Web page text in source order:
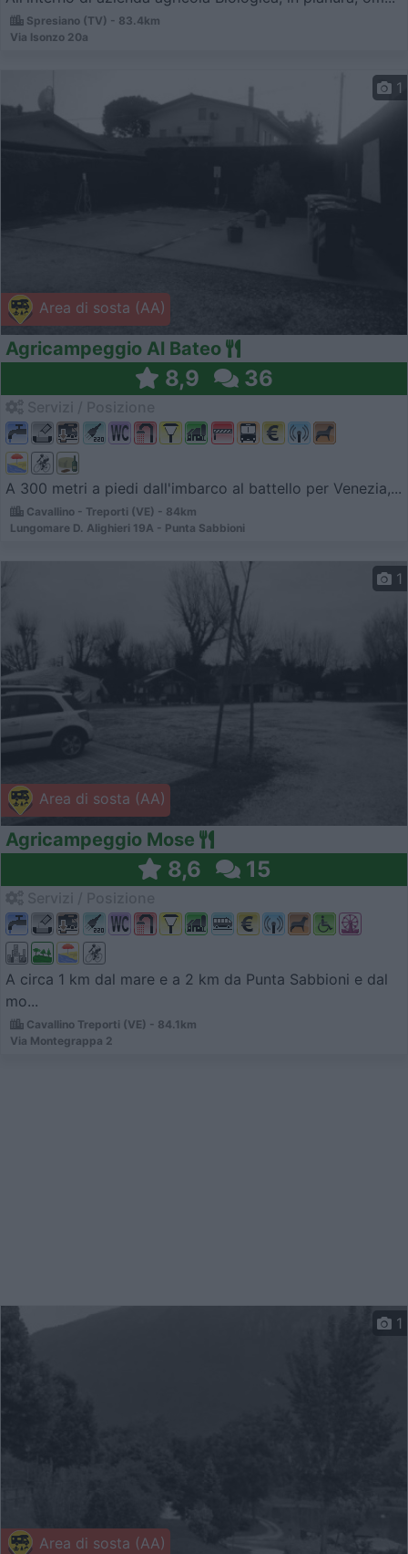
Spresiano (TV) - 83.4km
Via Isonzo 20a
Area di sosta (AA)
1
Agricampeggio Al Bateo
8,9 36
A 300 metri a piedi dall'imbarco al battello per Venezia,...
Cavallino - Treporti (VE) - 84km
Lungomare D. Alighieri 19A - Punta Sabbioni
Area di sosta (AA)
1
Agricampeggio Mose
8,6 15
A circa 1 km dal mare e a 2 km da Punta Sabbioni e dal
mo...
Cavallino Treporti (VE) - 84.1km
Via Montegrappa 2
Area di sosta (AA)
1